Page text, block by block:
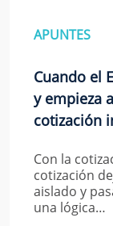
APUNTES
Cuando el
y empieza
cotización
Con la
cotización
aislado y
una lógica…